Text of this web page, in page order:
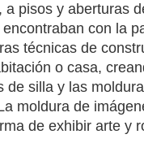
pisos y aberturas
con la
técnicas de
o casa,
de silla y las
moldura de
de exhibir arte y